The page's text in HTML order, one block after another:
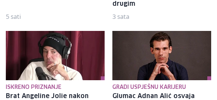
5 sati
drugim
3 sata
ISKRENO PRIZNANJE
Brat Angeline Jolie nakon
GRADI USPJEŠNU KARIJERU
Glumac Adnan Alić osvaja